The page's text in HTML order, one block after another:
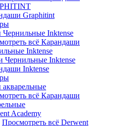
Graphitint
Inktense
всё Карандаши
Inktense
Чернильные Inktense
Inktense
всё Карандаши
Academy
Просмотреть всё Derwent